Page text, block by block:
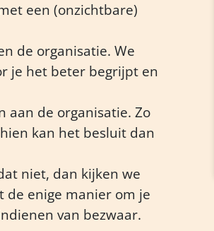
een (onzichtbare)
de organisatie. We
je het beter begrijpt en
aan de organisatie. Zo
kan het besluit dan
niet, dan kijken we
de enige manier om je
van bezwaar.